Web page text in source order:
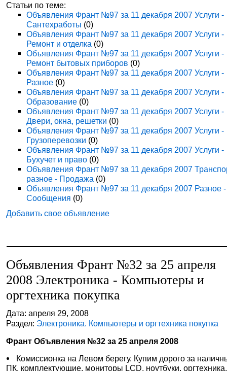
Статьи по теме:
Объявления Франт №97 за 11 декабря 2007 Услуги -
Сантехработы (0)
Объявления Франт №97 за 11 декабря 2007 Услуги -
Ремонт и отделка (0)
Объявления Франт №97 за 11 декабря 2007 Услуги -
Ремонт бытовых приборов (0)
Объявления Франт №97 за 11 декабря 2007 Услуги -
Разное (0)
Объявления Франт №97 за 11 декабря 2007 Услуги -
Образование (0)
Объявления Франт №97 за 11 декабря 2007 Услуги -
Двери, окна, решетки (0)
Объявления Франт №97 за 11 декабря 2007 Услуги -
Грузоперевозки (0)
Объявления Франт №97 за 11 декабря 2007 Услуги -
Бухучет и право (0)
Объявления Франт №97 за 11 декабря 2007
разное - Продажа (0)
Объявления Франт №97 за 11 декабря 2007 Разное -
Сообщения (0)
Добавить свое объявление
Объявления Франт №32 за 25 апреля
2008 Электроника - Компьютеры и
оргтехника покупка
Дата: апреля 29, 2008
Раздел: Электроника. Компьютеры и оргтехника покупка
Франт Объявления №32 за 25 апреля 2008
Комиссионка на Левом берегу. Купим дорого за
ПК, комплектующие, мониторы LCD, ноутбуки, оргтехника,